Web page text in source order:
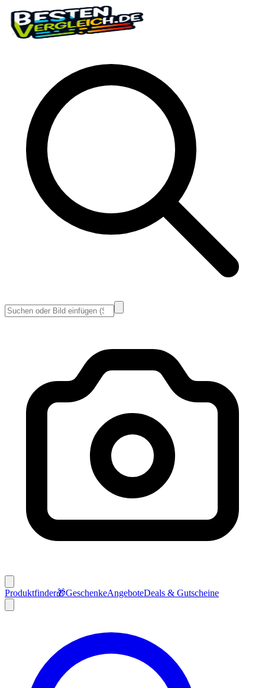
Produktfinder🎁GeschenkeAngeboteDeals & Gutscheine